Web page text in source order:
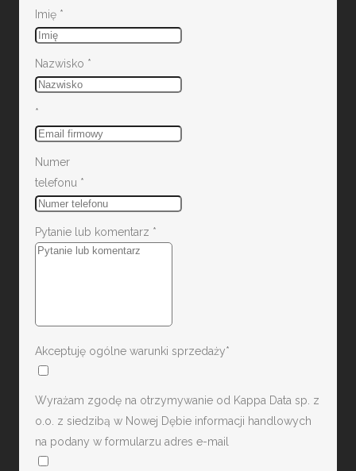
Imię *
Nazwisko *
*
Numer
telefonu *
Pytanie lub komentarz *
Akceptuję ogólne warunki sprzedaży*
Wyrażam zgodę na otrzymywanie od Kappa Data sp. z
o.o. z siedzibą w Nowej Dębie informacji handlowych
na podany w formularzu adres e-mail